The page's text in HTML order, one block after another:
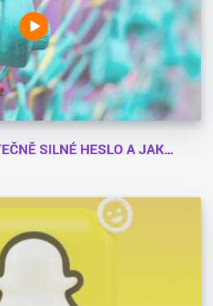
SILNÉ HESLO A JAK…